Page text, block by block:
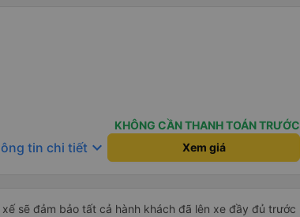
KHÔNG CẦN THANH TOÁN TRƯỚC
tin chi tiết keyboard_arrow_down Xem giá
xế sẽ đảm bảo tất cả hành khách đã lên xe đầy đủ trước